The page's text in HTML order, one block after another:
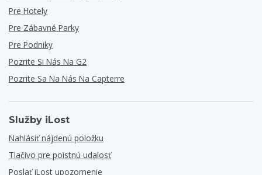
Pre Hotely
Pre Zábavné Parky
Pre Podniky
Pozrite Si Nás Na G2
Pozrite Sa Na Nás Na Capterre
Služby iLost
Nahlásiť nájdenú položku
Tlačivo pre poistnú udalosť
Poslať iLost upozornenie